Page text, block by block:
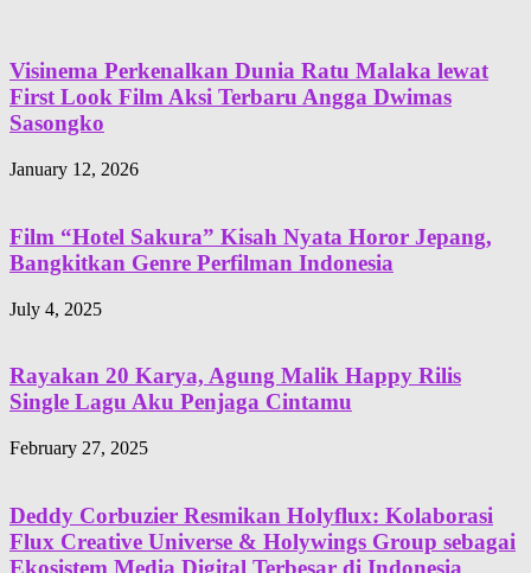
Visinema Perkenalkan Dunia Ratu Malaka lewat
First Look Film Aksi Terbaru Angga Dwimas
Sasongko
January 12, 2026
Film “Hotel Sakura” Kisah Nyata Horor Jepang,
Bangkitkan Genre Perfilman Indonesia
July 4, 2025
Rayakan 20 Karya, Agung Malik Happy Rilis
Single Lagu Aku Penjaga Cintamu
February 27, 2025
Deddy Corbuzier Resmikan Holyflux: Kolaborasi
Flux Creative Universe & Holywings Group sebagai
Ekosistem Media Digital Terbesar di Indonesia